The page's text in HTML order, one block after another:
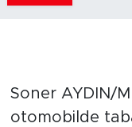
Soner AYDIN/
otomobilde